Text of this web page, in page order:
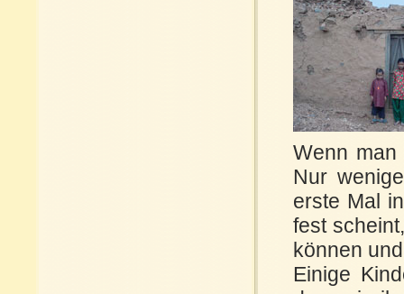
Wenn
Nur
erste Mal
fest
können
Einige